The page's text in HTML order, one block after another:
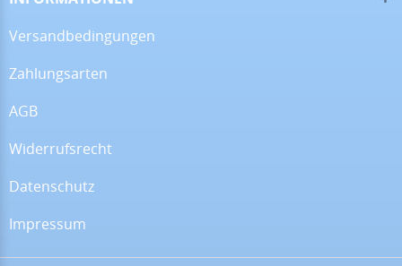
16.07.26
Versandbedingungen
Zahlungsarten
AGB
Widerrufsrecht
Datenschutz
Impressum